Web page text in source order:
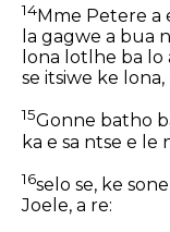
14Mme Petere a
la gagwe a bua
lona lotlhe ba lo
se itsiwe ke
15Gonne batho
ka e sa ntse e le
16selo se, ke
Joele, a re: